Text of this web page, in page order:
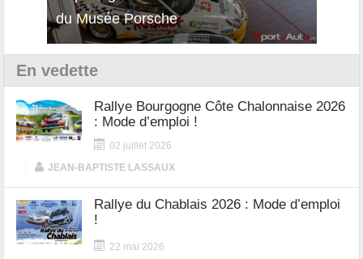
12Cilindri Manuale
En vedette
Rallye Bourgogne Côte Chalonnaise 2026
: Mode d’emploi !
02 juillet 2026
JEAN-BAPTISTE LASSAUX
Rallye du Chablais 2026 : Mode d’emploi
!
22 mai 2026